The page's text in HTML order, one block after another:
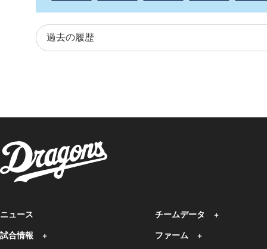
ニュース
試合情報
チームデータ
ファーム